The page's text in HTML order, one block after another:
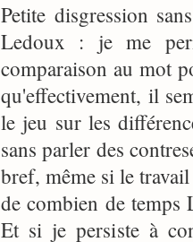
Petite disgression
Ledoux : je me
comparaison au mot
qu'effectivement, il
le jeu sur les
sans parler des
bref, même si le
de combien de temps
Et si je persiste à